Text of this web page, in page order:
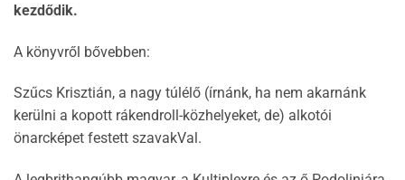
kezdődik.
A könyvről bővebben:
Szűcs Krisztián, a nagy túlélő (írnánk, ha nem akarnánk
kerülni a kopott rákendroll-közhelyeket, de) alkotói
önarcképet festett szavakVal.